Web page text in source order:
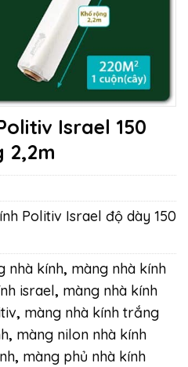
Israel 150
2,2m
Politiv Israel độ dày 150
nhà kính, màng nhà kính
israel, màng nhà kính
, màng nhà kính trắng
, màng nilon nhà kính
, màng phủ nhà kính